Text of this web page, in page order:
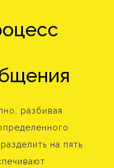
разбивая
на пять